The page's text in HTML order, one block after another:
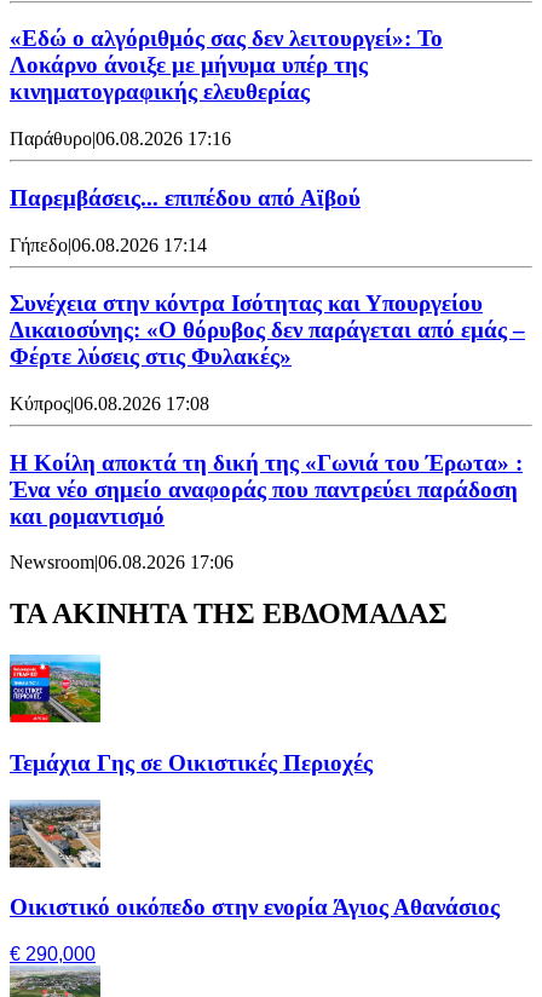
«Εδώ ο αλγόριθμός σας δεν λειτουργεί»: Το
Λοκάρνο άνοιξε με μήνυμα υπέρ της
κινηματογραφικής ελευθερίας
Παράθυρο|06.08.2026 17:16
Παρεμβάσεις... επιπέδου από Αϊβού
Γήπεδο|06.08.2026 17:14
Συνέχεια στην κόντρα Ισότητας και Υπουργείου
Δικαιοσύνης: «Ο θόρυβος δεν παράγεται από εμάς –
Φέρτε λύσεις στις Φυλακές»
Κύπρος|06.08.2026 17:08
Η Κοίλη αποκτά τη δική της «Γωνιά του Έρωτα» :
Ένα νέο σημείο αναφοράς που παντρεύει παράδοση
και ρομαντισμό
Newsroom|06.08.2026 17:06
ΤΑ ΑΚΙΝΗΤΑ ΤΗΣ ΕΒΔΟΜΑΔΑΣ
Τεμάχια Γης σε Οικιστικές Περιοχές
Οικιστικό οικόπεδο στην ενορία Άγιος Αθανάσιος
€ 290,000